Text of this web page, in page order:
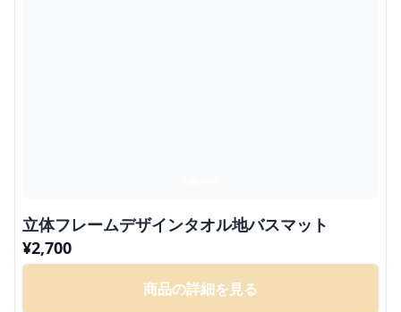
立体フレームデザインタオル地バスマット
¥2,700
商品の詳細を見る